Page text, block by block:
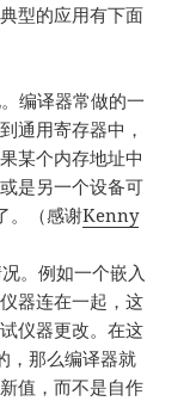
型的应用有下面
编译器常做的一
通用寄存器中，
某个内存地址中
是另一个设备可
。（感谢Kenny
。例如一个嵌入
器连在一起，这
仪器更改。在这
，那么编译器就
值，而不是自作